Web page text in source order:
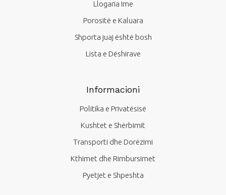
Llogaria Ime
Porositë e Kaluara
Shporta juaj është bosh
Lista e Dëshirave
Informacioni
Politika e Privatësisë
Kushtet e Shërbimit
Transporti dhe Dorëzimi
Kthimet dhe Rimbursimet
Pyetjet e Shpeshta